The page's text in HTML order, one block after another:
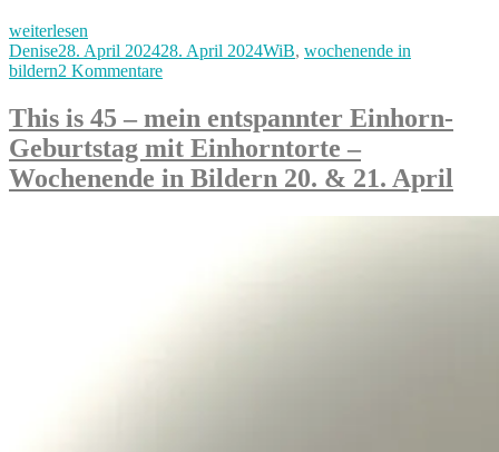
„Apriliges
Frühlingswochenende
mit
&
Lieblingsessen
–
unser
Wochenende
weiterlesen
Autor
DeniseVeröffentlicht
am
28. April 202428. April 2024Kategorien
WiB, wochenende in
bildern2 Kommentarezu
Frühlingswochenende
mit
Grillen
&
Lieblingsessen
This is 45 – mein entspannter Einhorn-
Geburtstag mit Einhorntorte –
Wochenende in Bildern 20. & 21. April